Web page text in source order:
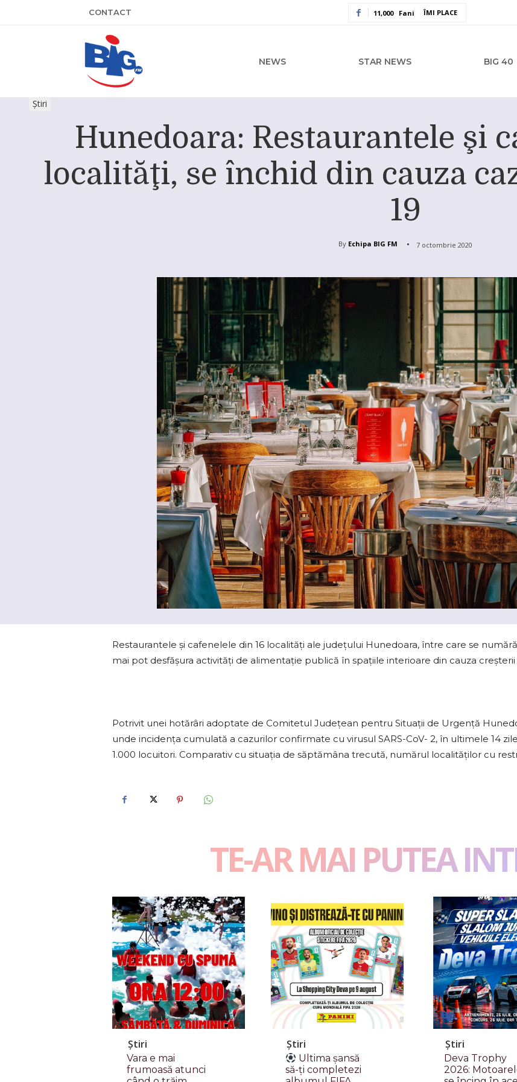
CONTACT 11,000 Fani ÎMI PLACE
NEWS STAR NEWS BIG 40
Știri
Hunedoara: Restaurantele şi
localităţi, se închid din cauza
19
By Echipa BIG FM 7 octombrie 2020
Restaurantele şi cafenelele din 16 localităţi ale judeţului Hunedoara, între care se
mai pot desfăşura activităţi de alimentaţie publică în spaţiile interioare din cauza creşterii
Potrivit unei hotărâri adoptate de Comitetul Județean pentru Situații de Urgență
unde incidența cumulată a cazurilor confirmate cu virusul SARS-CoV- 2, în ultimele 14
1.000 locuitori. Comparativ cu situaţia de săptămâna trecută, numărul localităţilor cu
TE-AR MAI PUTEA
Știri
Vara e mai
frumoasă atunci
Știri
Ultima șansă
să-ți completezi
Știri
Deva Trophy
2026: